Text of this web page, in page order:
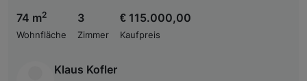
74 m2
Wohnfläche
3
Zimmer
€ 115.000,00
Kaufpreis
Klaus Kofler